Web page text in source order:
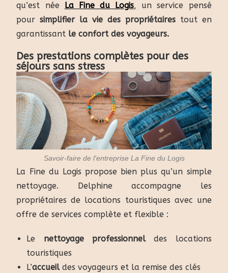
qu’est née La Fine du Logis, un service pensé
poursimplifier la vie des propriétairestout en
garantissant le confort des voyageurs.
Des prestations complètes pour des
séjours sans stress
Savoir-faire de l'entreprise La Fine du Logis
La Fine du Logis propose bien plus qu’un simple
nettoyage. Delphine accompagne les
propriétaires de locations touristiques avec une
offre de services complète et flexible :
Le nettoyage professionneldes locations
touristiques
L’accueildes voyageurs et la remise des clés